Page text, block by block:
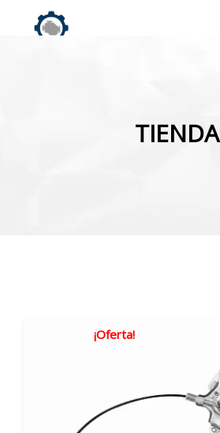
TIENDA
¡Oferta!